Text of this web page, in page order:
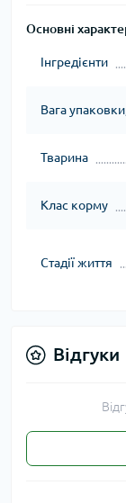
Основні
Інгредієнти
Вага
Тварина
Клас корму
Стадії життя
Відгуки